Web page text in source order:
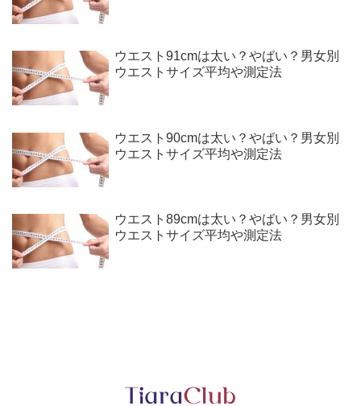
ウエスト91cmは太い？やばい？男女別
ウエストサイズ平均や測定法
ウエスト90cmは太い？やばい？男女別
ウエストサイズ平均や測定法
ウエスト89cmは太い？やばい？男女別
ウエストサイズ平均や測定法